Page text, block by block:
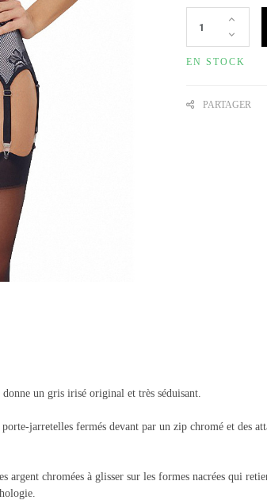
EN STOCK
PARTAGER
un gris irisé original et très séduisant.
jarretelles fermés devant par un zip chromé et des
argent chromées à glisser sur les formes nacrées qui